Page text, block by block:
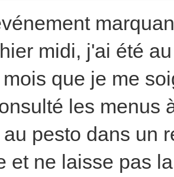
midi, j'ai été
que je me
les menus
pesto dans un
et ne laisse pas